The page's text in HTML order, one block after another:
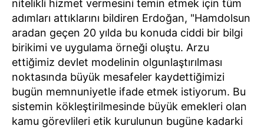
nitelikli hizmet vermesini temin etmek için tüm
adımları attıklarını bildiren Erdoğan, "Hamdolsun
aradan geçen 20 yılda bu konuda ciddi bir bilgi
birikimi ve uygulama örneği oluştu. Arzu
ettiğimiz devlet modelinin olgunlaştırılması
noktasında büyük mesafeler kaydettiğimizi
bugün memnuniyetle ifade etmek istiyorum. Bu
sistemin kökleştirilmesinde büyük emekleri olan
kamu görevlileri etik kurulunun bugüne kadarki